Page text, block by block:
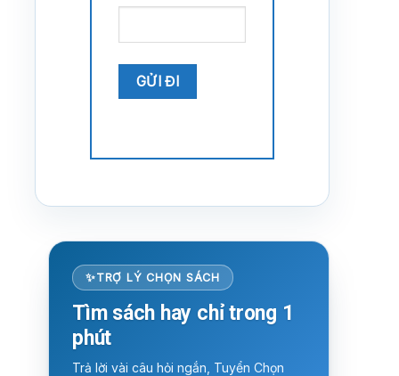
TRỢ LÝ CHỌN SÁCH
Tìm sách hay chỉ trong 1
phút
Trả lời vài câu hỏi ngắn, Tuyển Chọn